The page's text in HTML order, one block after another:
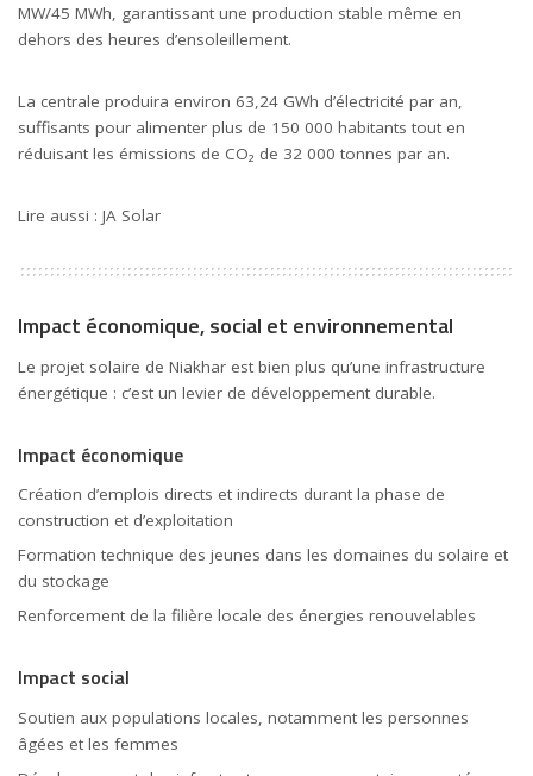
MW/45 MWh, garantissant une production stable même en
dehors des heures d’ensoleillement.
La centrale produira environ 63,24 GWh d’électricité par an,
suffisants pour alimenter plus de 150 000 habitants tout en
réduisant les émissions de CO₂ de 32 000 tonnes par an.
Lire aussi : JA Solar
Impact économique, social et environnemental
Le projet solaire de Niakhar est bien plus qu’une infrastructure
énergétique : c’est un levier de développement durable.
Impact économique
Création d’emplois directs et indirects durant la phase de
construction et d’exploitation
Formation technique des jeunes dans les domaines du solaire et
du stockage
Renforcement de la filière locale des énergies renouvelables
Impact social
Soutien aux populations locales, notamment les personnes
âgées et les femmes